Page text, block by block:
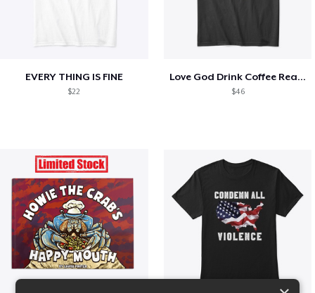
EVERY THING IS FINE
$22
Love God Drink Coffee Read Books
$46